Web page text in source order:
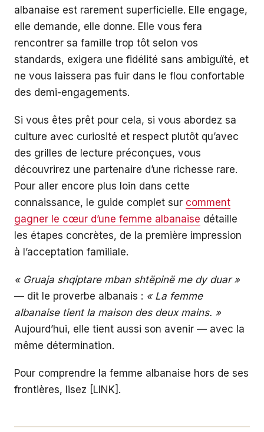
albanaise est rarement superficielle. Elle engage,
elle demande, elle donne. Elle vous fera
rencontrer sa famille trop tôt selon vos
standards, exigera une fidélité sans ambiguïté, et
ne vous laissera pas fuir dans le flou confortable
des demi-engagements.
Si vous êtes prêt pour cela, si vous abordez sa
culture avec curiosité et respect plutôt qu’avec
des grilles de lecture préconçues, vous
découvrirez une partenaire d’une richesse rare.
Pour aller encore plus loin dans cette
connaissance, le guide complet sur comment
gagner le cœur d’une femme albanaise détaille
les étapes concrètes, de la première impression
à l’acceptation familiale.
« Gruaja shqiptare mban shtëpinë me dy duar »
— dit le proverbe albanais : « La femme
albanaise tient la maison des deux mains. »
Aujourd’hui, elle tient aussi son avenir — avec la
même détermination.
Pour comprendre la femme albanaise hors de ses
frontières, lisez [LINK].